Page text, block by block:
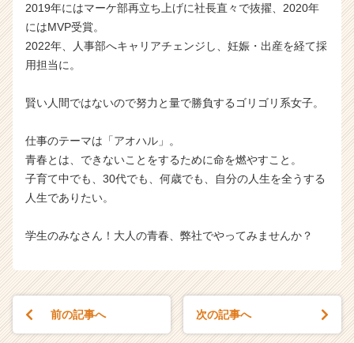
2019年にはマーケ部再立ち上げに社長直々で抜擢、2020年
にはMVP受賞。
2022年、人事部へキャリアチェンジし、妊娠・出産を経て採
用担当に。
賢い人間ではないので努力と量で勝負するゴリゴリ系女子。
仕事のテーマは「アオハル」。
青春とは、できないことをするために命を燃やすこと。
子育て中でも、30代でも、何歳でも、自分の人生を全うする
人生でありたい。
学生のみなさん！大人の青春、弊社でやってみませんか？
前の記事へ 次の記事へ